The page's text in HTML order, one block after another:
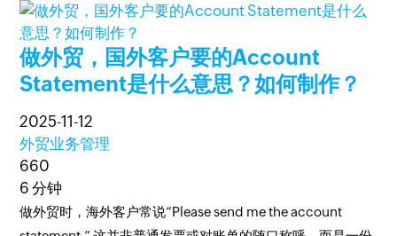
做外贸，国外客户要的Account
Statement是什么意思？如何制作？
2025-11-12
外贸业务管理
660
6 分钟
做外贸时，海外客户常说“Please send me the account